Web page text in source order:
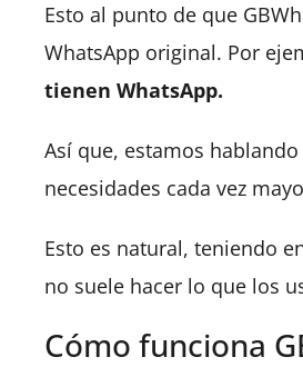
Esto al punto de que
WhatsApp original. Por
tienen WhatsApp.
Así que, estamos
necesidades cada vez
Esto es natural, teniendo
no suele hacer lo que los
Cómo funciona